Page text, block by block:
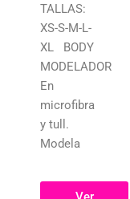
TALLAS:
XS-S-M-L-
XL BODY
MODELADOR
En
microfibra
y tull.
Modela